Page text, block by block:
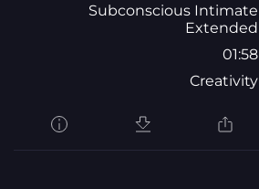
Subconscious Intimate
Extended
01:58
Creativity